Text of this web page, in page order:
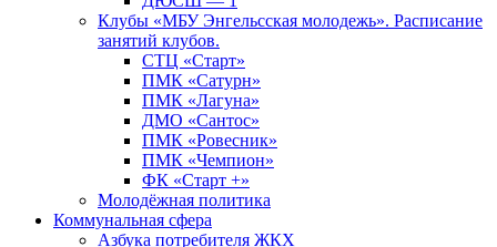
Клубы «МБУ Энгельсская молодежь». Расписание
занятий клубов.
СТЦ «Старт»
ПМК «Сатурн»
ПМК «Лагуна»
ДМО «Сантос»
ПМК «Ровесник»
ПМК «Чемпион»
ФК «Старт +»
Молодёжная политика
Коммунальная сфера
Азбука потребителя ЖКХ